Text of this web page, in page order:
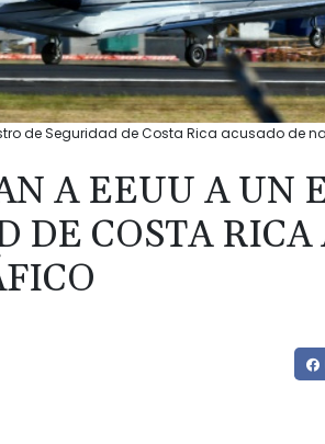
de Seguridad de Costa Rica acusado de
A EEUU A UN
DE COSTA